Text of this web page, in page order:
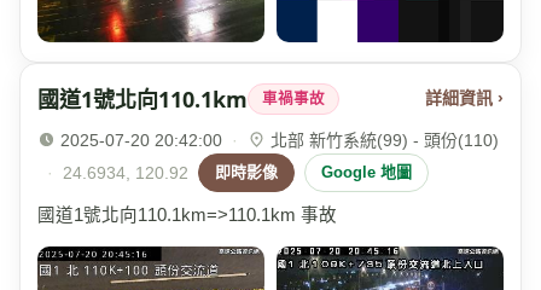
國道1號北向110.1km 車禍事故 詳細資訊 ›
2025-07-20 20:42:00 ·
北部 新竹系統(99) - 頭份(110)
·
24.6934, 120.92 即時影像 Google 地圖
國道1號北向110.1km=>110.1km 事故